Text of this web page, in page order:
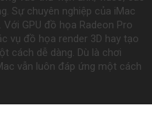
Sự chuyên nghiệp của iMac
GPU đồ họa Radeon Pro
vụ đồ họa render 3D hay tạo
cách dễ dàng. Dù là chơi
vẫn luôn đáp ứng một cách